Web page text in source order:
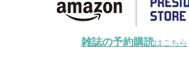
雑誌の予約購読はこちら